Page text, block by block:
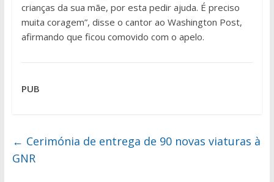
crianças da sua mãe, por esta pedir ajuda. É preciso
muita coragem”, disse o cantor ao Washington Post,
afirmando que ficou comovido com o apelo.
PUB
← Cerimónia de entrega de 90 novas viaturas à
GNR